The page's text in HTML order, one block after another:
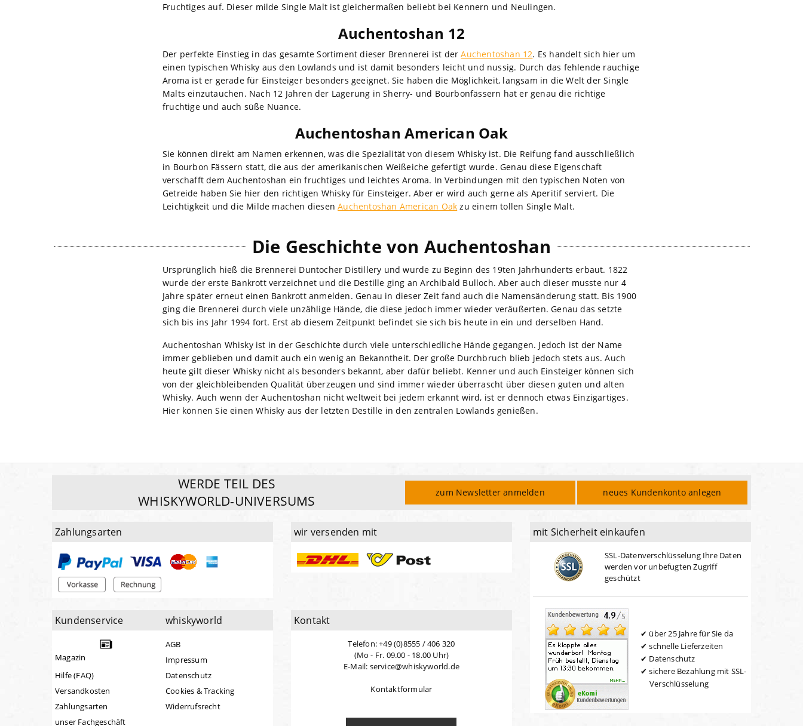
Fruchtiges auf. Dieser milde Single Malt ist gleichermaßen beliebt bei Kennern und Neulingen.
Auchentoshan 12
Der perfekte Einstieg in das gesamte Sortiment dieser Brennerei ist derAuchentoshan 12. Es handelt sich hier um
einen typischen Whisky aus den Lowlands und ist damit besonders leicht und nussig. Durch das fehlende rauchige
Aroma ist er gerade für Einsteiger besonders geeignet. Sie haben die Möglichkeit, langsam in die Welt der Single
Malts einzutauchen. Nach 12 Jahren der Lagerung in Sherry- und Bourbonfässern hat er genau die richtige
fruchtige und auch süße Nuance.
Auchentoshan American Oak
Sie können direkt am Namen erkennen, was die Spezialität von diesem Whisky ist. Die Reifung fand ausschließlich
in Bourbon Fässern statt, die aus der amerikanischen Weißeiche gefertigt wurde. Genau diese Eigenschaft
verschafft dem Auchentoshan ein fruchtiges und leichtes Aroma. In Verbindungen mit den typischen Noten von
Getreide haben Sie hier den richtigen Whisky für Einsteiger. Aber er wird auch gerne als Aperitif serviert. Die
Leichtigkeit und die Milde machen diesenAuchentoshan American Oak zu einem tollen Single Malt.
Die Geschichte von Auchentoshan
Ursprünglich hieß die Brennerei Duntocher Distillery und wurde zu Beginn des 19ten Jahrhunderts erbaut. 1822
wurde der erste Bankrott verzeichnet und die Destille ging an Archibald Bulloch. Aber auch dieser musste nur 4
Jahre später erneut einen Bankrott anmelden. Genau in dieser Zeit fand auch die Namensänderung statt. Bis 1900
ging die Brennerei durch viele unzählige Hände, die diese jedoch immer wieder veräußerten. Genau das setzte
sich bis ins Jahr 1994 fort. Erst ab diesem Zeitpunkt befindet sie sich bis heute in ein und derselben Hand.
Auchentoshan Whisky ist in der Geschichte durch viele unterschiedliche Hände gegangen. Jedoch ist der Name
immer geblieben und damit auch ein wenig an Bekanntheit. Der große Durchbruch blieb jedoch stets aus. Auch
heute gilt dieser Whisky nicht als besonders bekannt, aber dafür beliebt. Kenner und auch Einsteiger können sich
von der gleichbleibenden Qualität überzeugen und sind immer wieder überrascht über diesen guten und alten
Whisky. Auch wenn der Auchentoshan nicht weltweit bei jedem erkannt wird, ist er dennoch etwas Einzigartiges.
Hier können Sie einen Whisky aus der letzten Destille in den zentralen Lowlands genießen.
WERDE TEIL DES
WHISKYWORLD-UNIVERSUMS
zum Newsletter anmelden neues Kundenkonto anlegen
Zahlungsarten wir versenden mit
Kundenservice
Magazin
Hilfe (FAQ)
Versandkosten
Zahlungsarten
unser Fachgeschäft
whiskyworld
AGB
Impressum
Datenschutz
Cookies & Tracking
Widerrufsrecht
Kontakt
Telefon: +49 (0)8555 / 406 320
(Mo - Fr. 09.00 - 18.00 Uhr)
E-Mail: service@whiskyworld.de
Kontaktformular
mit Sicherheit einkaufen
SSL-Datenverschlüsselung Ihre Daten
werden vor unbefugten Zugriff
geschützt
über 25 Jahre für Sie da
schnelle Lieferzeiten
Datenschutz
sichere Bezahlung mit SSL-
Verschlüsselung